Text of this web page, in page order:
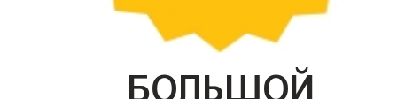
БОЛЬШОЙ